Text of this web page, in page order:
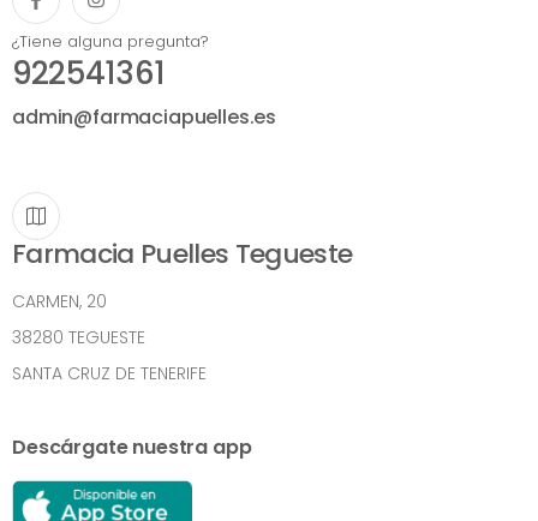
¿Tiene alguna pregunta?
922541361
admin@farmaciapuelles.es
Farmacia Puelles Tegueste
CARMEN, 20
38280 TEGUESTE
SANTA CRUZ DE TENERIFE
Descárgate nuestra app